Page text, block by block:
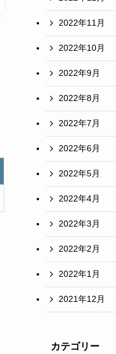
2022年11月
2022年10月
2022年9月
2022年8月
2022年7月
2022年6月
2022年5月
2022年4月
2022年3月
2022年2月
2022年1月
2021年12月
カテゴリー